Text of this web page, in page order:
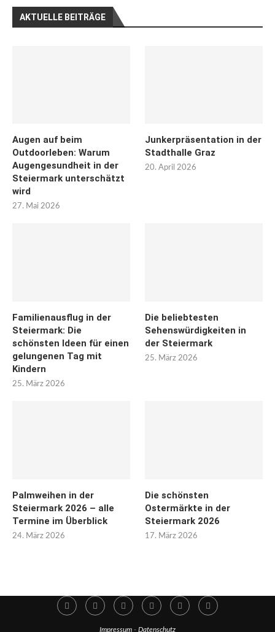
AKTUELLE BEITRÄGE
Augen auf beim
Outdoorleben: Warum
Augengesundheit in der
Steiermark unterschätzt
wird
27. Mai 2026
Junkerpräsentation in der
Stadthalle Graz
20. April 2026
Familienausflug in der
Steiermark: Die
schönsten Ideen für einen
gelungenen Tag mit
Kindern
25. März 2026
Die beliebtesten
Sehenswürdigkeiten in
der Steiermark
25. März 2026
Palmweihen in der
Steiermark 2026 – alle
Termine im Überblick
24. März 2026
Die schönsten
Ostermärkte in der
Steiermark 2026
17. März 2026
Impressum - Datenschutz